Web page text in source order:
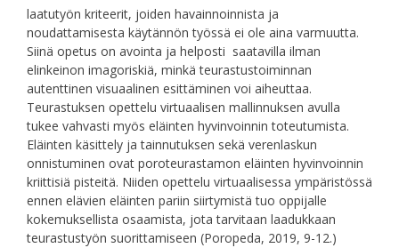
laatutyön kriteerit, joiden havainnoinnista ja
noudattamisesta käytännön työssä ei ole aina varmuutta.
Siinä opetus on avointa ja helposti saatavilla ilman
elinkeinon imagoriskiä, minkä teurastustoiminnan
autenttinen visuaalinen esittäminen voi aiheuttaa.
Teurastuksen opettelu virtuaalisen mallinnuksen avulla
tukee vahvasti myös eläinten hyvinvoinnin toteutumista.
Eläinten käsittely ja tainnutuksen sekä verenlaskun
onnistuminen ovat poroteurastamon eläinten hyvinvoinnin
kriittisiä pisteitä. Niiden opettelu virtuaalisessa ympäristössä
ennen elävien eläinten pariin siirtymistä tuo oppijalle
kokemuksellista osaamista, jota tarvitaan laadukkaan
teurastustyön suorittamiseen (Poropeda, 2019, 9-12.)